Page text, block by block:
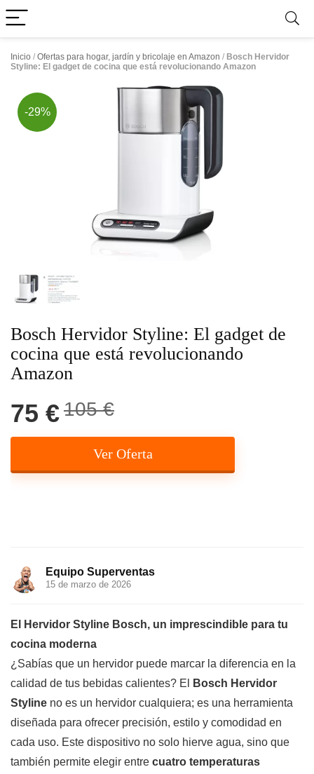
Inicio / Ofertas para hogar, jardín y bricolaje en Amazon / Bosch Hervidor
Styline: El gadget de cocina que está revolucionando Amazon
-29%
Bosch Hervidor Styline: El gadget de
cocina que está revolucionando
Amazon
75 €105 €
Ver Oferta
Equipo Superventas
15 de marzo de 2026
El Hervidor Styline Bosch, un imprescindible para tu
cocina moderna
¿Sabías que un hervidor puede marcar la diferencia en la
calidad de tus bebidas calientes? El
Bosch Hervidor
Styline no es un hervidor cualquiera; es una herramienta
diseñada para ofrecer precisión, estilo y comodidad en
cada uso. Este dispositivo no solo hierve agua, sino que
también permite elegir entre cuatro temperaturas